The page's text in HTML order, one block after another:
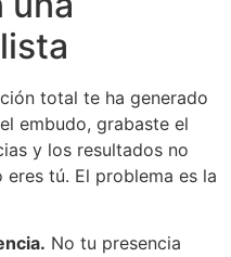
total te ha generado
embudo, grabaste el
y los resultados no
tú. El problema es la
No tu presencia